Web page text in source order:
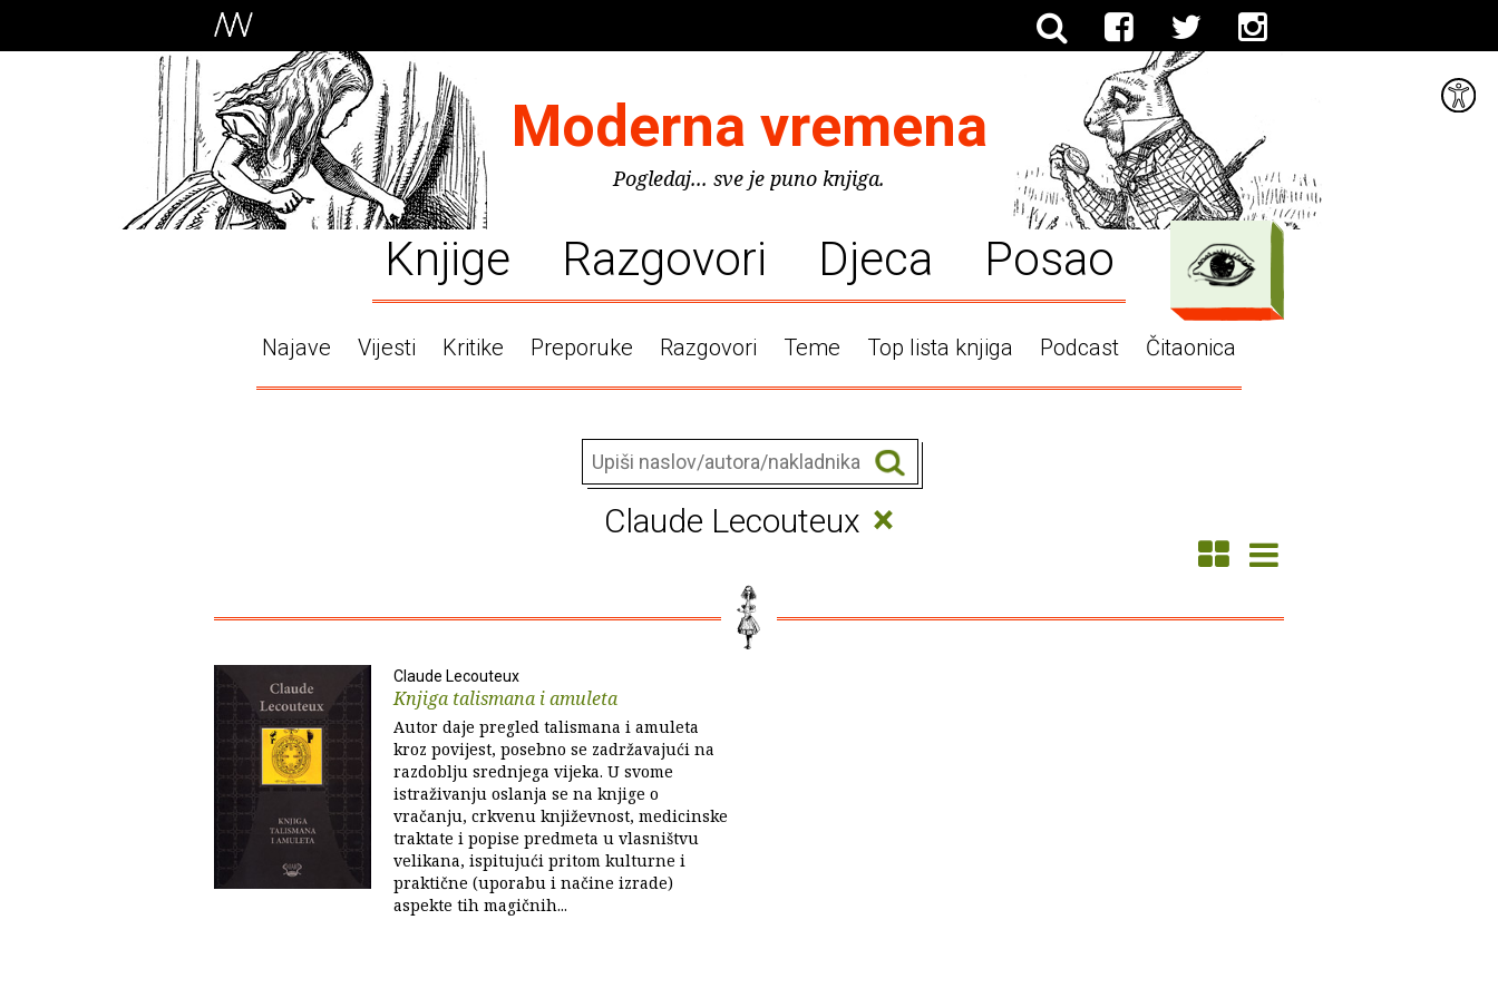
Moderna vremena
Pogledaj... sve je puno knjiga.
Knjige Razgovori Djeca Posao
Najave Vijesti Kritike Preporuke Razgovori Teme Top lista knjiga Podcast Čitaonica
Claude Lecouteux ×
Claude Lecouteux
Knjiga talismana i amuleta
Autor daje pregled talismana i amuleta
kroz povijest, posebno se zadržavajući na
razdoblju srednjega vijeka. U svome
istraživanju oslanja se na knjige o
vračanju, crkvenu književnost, medicinske
traktate i popise predmeta u vlasništvu
velikana, ispitujući pritom kulturne i
praktične (uporabu i načine izrade)
aspekte tih magičnih...